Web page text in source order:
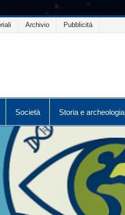
Archivio Pubblicità
Società Storia e archeologia